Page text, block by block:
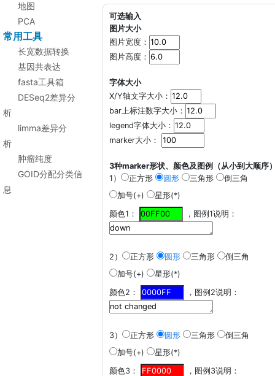
地图
PCA
常用工具
长宽数据转换
基因共表达
fasta工具箱
DESeq2差异分
析
limma差异分
析
肿瘤纯度
GOID分配分类信
息
可选输入
图片大小
图片宽度：
图片高度：
字体大小
X/Y轴文字大小：
bar上标注数字大小：
legend字体大小：
marker大小：
3种marker形状、颜色及图例（从小到大顺序
1）
正方形 圆形 三角形
倒三角
加号(+)
星形(*)
颜色1：
，图例1说明：
2） 正方形 圆形 三角形
倒三角
加号(+)
星形(*)
颜色2：
，图例2说明：
3） 正方形 圆形 三角形
倒三角
加号(+)
星形(*)
颜色3：
，图例3说明：